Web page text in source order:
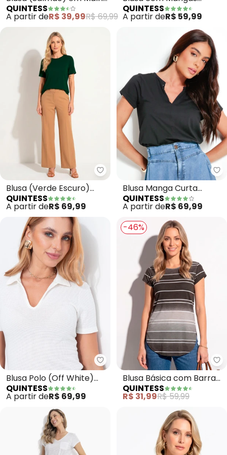
Tricô
QUINTESS
A partir deR$ 39,99R$ 69,99
Curtas (Verde Militar)
QUINTESS
A partir deR$ 59,99
Quintess - Blusa (Verde
Blusa (Verde Escuro)
com Mangas Curtas
QUINTESS
A partir deR$ 69,99
Blusa Manga Curta
(Preta)
QUINTESS
A partir deR$ 69,99
Quintess - Blusa Polo (Off
Blusa Polo (Off White)
em Malha Texturizada
QUINTESS
A partir deR$ 69,99
-46%
Blusa Básica com Barra
Arredondada (Preta)
QUINTESS
R$ 31,99R$ 59,99